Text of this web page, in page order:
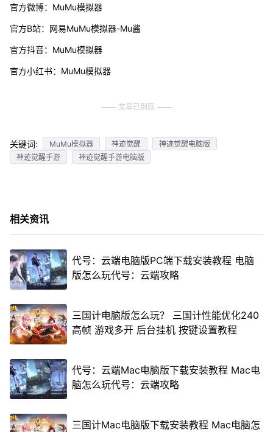
官方微博：MuMu模拟器
官方B站：网易MuMu模拟器-Mu酱
官方抖音：MuMu模拟器
官方小红书：MuMu模拟器
文章已到底
关键词: MuMu模拟器 神迹觉醒
神迹觉醒电脑版
神迹觉醒手游
神迹觉醒手游电脑版
相关资讯
代号：云端电脑版PC端下载安装教程 电脑
版怎么玩代号：云端攻略
三国计电脑版怎么玩？ 三国计性能优化240
高帧 游戏多开 后台挂机 按键设置教程
代号：云端Mac电脑版下载安装教程 Mac电
脑怎么玩代号：云端攻略
三国计Mac电脑版下载安装教程 Mac电脑怎